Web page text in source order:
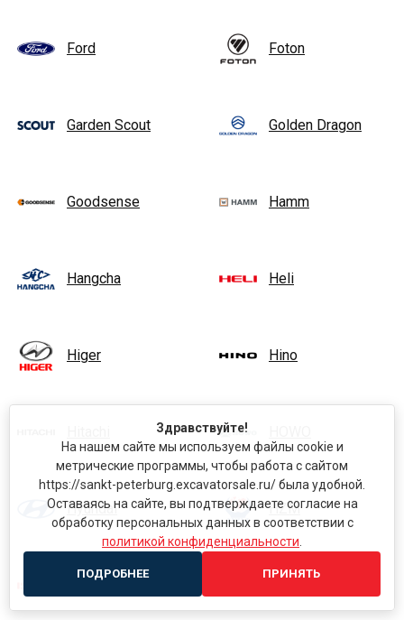
Ford Foton
Garden Scout Golden Dragon
Goodsense Hamm
Hangcha Heli
Higer Hino
Hyundai HZM
Isuzu
Здравствуйте!
На нашем сайте мы используем файлы cookie и
метрические программы, чтобы работа с сайтом
https://sankt-peterburg.excavatorsale.ru/ была удобной.
Оставаясь на сайте, вы подтверждаете согласие на
обработку персональных данных в соответствии с
политикой конфиденциальности
ПОДРОБНЕЕ ПРИНЯТЬ